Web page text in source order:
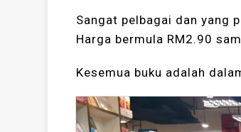
Sangat pelbagai dan yang
Harga bermula RM2.90
Kesemua buku adalah